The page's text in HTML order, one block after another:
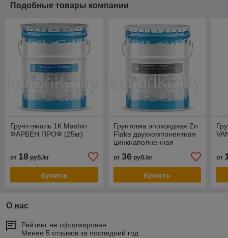
Подобные товары компании
Грунт-эмаль 1К Mashin
ФАРБЕН ПРОФ (25кг)
от 18 руб./кг
Купить
Грунтовка эпоксидная Zn
Flake двухкомпонентная
цинкнаполненная
от 36руб./кг
Купить
от
О нас
Рейтинг не сформирован
Менее 5 отзывов за последний год